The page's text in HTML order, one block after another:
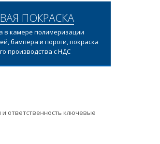
ПОКРАСКА
в камере полимеризации
бампера и пороги, покраска
производства с НДС
и ответственность ключевые